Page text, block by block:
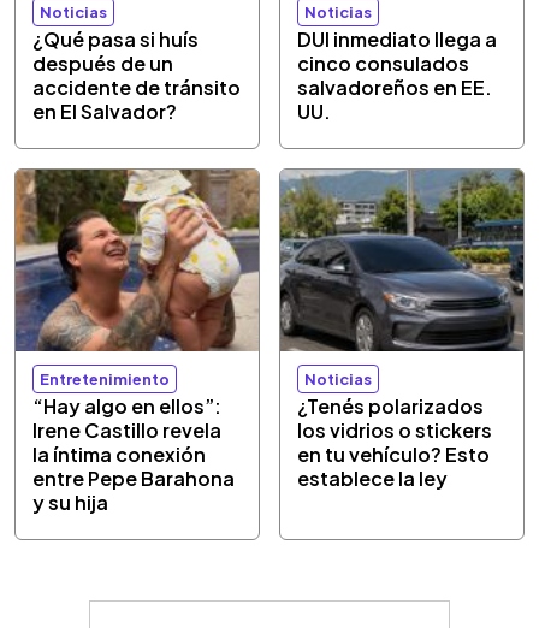
Noticias
¿Qué pasa si huís
después de un
accidente de tránsito
en El Salvador?
Noticias
DUI inmediato llega a
cinco consulados
salvadoreños en EE.
UU.
Entretenimiento
“Hay algo en ellos”:
Irene Castillo revela
la íntima conexión
entre Pepe Barahona
y su hija
Noticias
¿Tenés polarizados
los vidrios o stickers
en tu vehículo? Esto
establece la ley